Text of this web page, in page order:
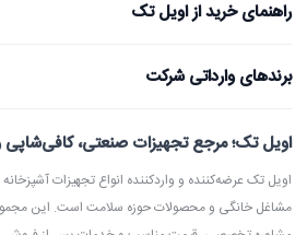
راهنمای خرید از اویل تک
برندهای وارداتی شرکت
اویل تک؛ مرجع تجهیزات صنعتی،
اویل تک عرضه‌کننده و واردکننده انواع تجهیزات
مشاغل خانگی و محصولات حوزه سلامت است. این